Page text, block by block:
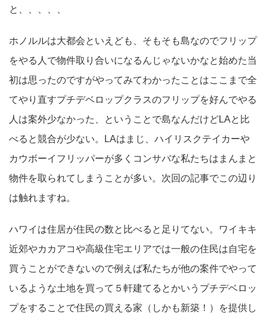
と、、、、、
ホノルルは大都会といえども、そもそも島なのでフリップ
をやる人で物件取り合いになるんじゃないかなと始めた当
初は思ったのですがやってみてわかったことはここまで全
てやり直すプチデベロップクラスのフリップを好んでやる
人は案外少なかった、ということで島なんだけどLAと比
べると競合が少ない。LAはまじ、ハイリスクテイカーや
カウボーイフリッパーが多くコンサバな私たちはまんまと
物件を取られてしまうことが多い。次回の記事でこの辺り
は触れますね。
ハワイは住居が住民の数と比べると足りてない。ワイキキ
近郊やカカアコや高級住宅エリアでは一般の住民は自宅を
買うことができないので例えば私たちが他の案件でやって
いるような土地を買って５軒建てるとかいうプチデベロッ
プをすることで住民の買える家（しかも新築！）を提供し